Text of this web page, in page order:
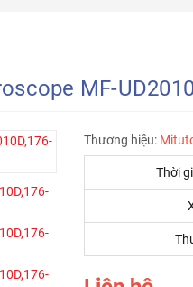
MF-
Thương hiệu:
Thời